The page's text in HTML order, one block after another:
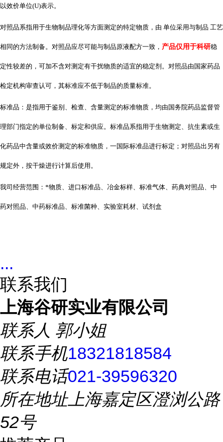
以效价单位(U)表示。
对照品系指用于生物制品理化等方面测定的特定物质，由 单位采用与制品 工艺
相同的方法制备。对照品应尽可能与制品原液配方一致， 产品仅用于科研稳
定性较差的，可加不含对测定有干扰物质的适宜的稳定剂。对照品由国家药品
检定机构审查认可，其标准应不低于制品的质量标准。
标准品：是指用于鉴别、检查、含量测定的标准物质，均由国务院药品监督管
理部门指定的单位制备、标定和供应。标准品系指用于生物测定、抗生素或生
化药品中含量或效价测定的标准物质，一国际标准品进行标定；对照品出另有
规定外，按干燥进行计算后使用。
我司经营范围：*物质、进口标准品、冶金标样、标准气体、药典对照品、中
药对照品、中药标准品、标准菌种、实验室耗材、试剂盒
...
联系我们
上海谷研实业有限公司
联系人 郭小姐
联系手机18321818584
联系电话021-39596320
所在地址上海嘉定区澄浏公路
52号